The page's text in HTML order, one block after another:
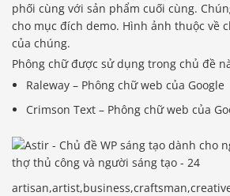
phối cùng với sản phẩm cuối cùng.
cho mục đích demo. Hình ảnh thuộc về
của chúng.
Phông chữ được sử dụng trong chủ đề
Raleway – Phông chữ web của Google
Crimson Text – Phông chữ web của